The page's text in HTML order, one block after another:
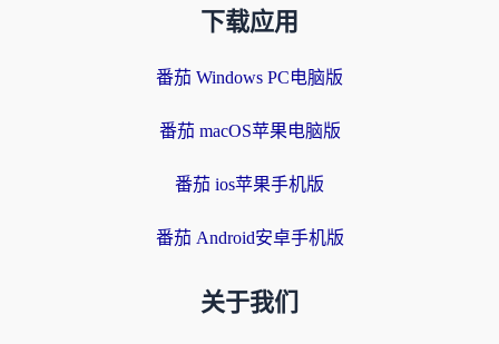
下载应用
番茄 Windows PC电脑版
番茄 macOS苹果电脑版
番茄 ios苹果手机版
番茄 Android安卓手机版
关于我们